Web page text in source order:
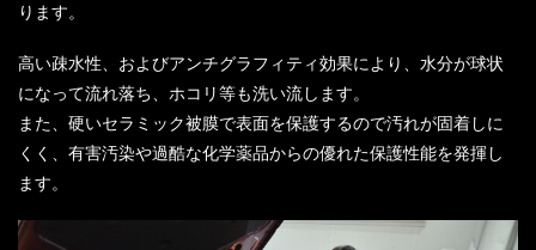
ります。
高い疎水性、およびアンチグラフィティ効果により、水分が球状
になって流れ落ち、ホコリ等も洗い流します。
また、硬いセラミック被膜で表面を保護するので汚れが固着しに
くく、有害汚染や過酷な化学薬品からの優れた保護性能を発揮し
ます。